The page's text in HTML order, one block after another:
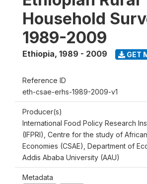
Household
1989-2009
Ethiopia, 1989 - 2009 GET
Reference ID
eth-csae-erhs-1989-2009-v1
Producer(s)
International Food Policy Research
(IFPRI), Centre for the study of African
Economies (CSAE), Department of
Addis Ababa University (AAU)
Metadata